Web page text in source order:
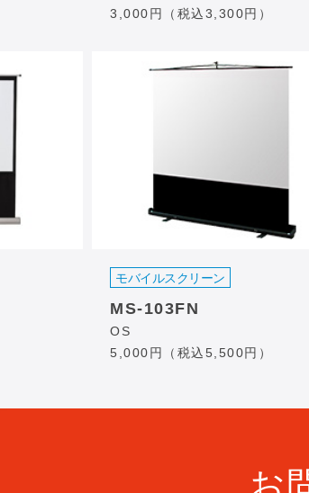
3,000円（税込3,300円）
モバイルスクリーン
MS-103FN
OS
5,000円（税込5,500円）
お